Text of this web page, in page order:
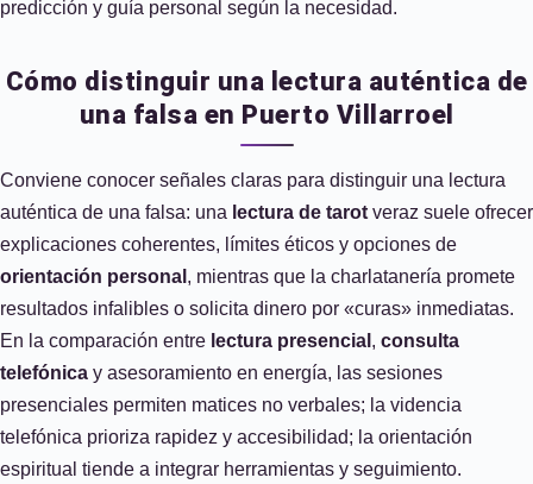
predicción y guía personal según la necesidad.
Cómo distinguir una lectura auténtica de
una falsa en Puerto Villarroel
Conviene conocer señales claras para distinguir una lectura
auténtica de una falsa: una lectura de tarot veraz suele ofrecer
explicaciones coherentes, límites éticos y opciones de
orientación personal , mientras que la charlatanería promete
resultados infalibles o solicita dinero por «curas» inmediatas.
En la comparación entre lectura presencial , consulta
telefónica y asesoramiento en energía, las sesiones
presenciales permiten matices no verbales; la videncia
telefónica prioriza rapidez y accesibilidad; la orientación
espiritual tiende a integrar herramientas y seguimiento.